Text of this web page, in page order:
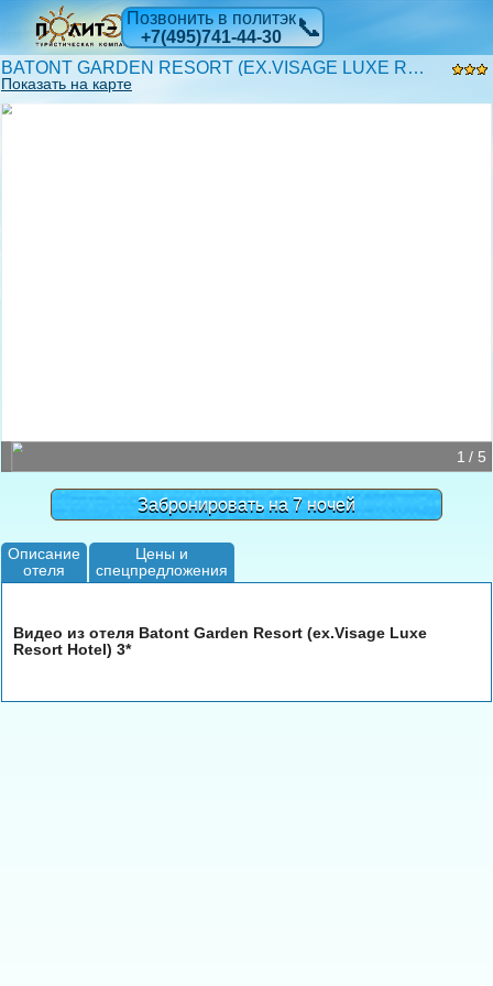
Позвонить в политэк
+7(495)741-44-30
📞
BATONT GARDEN RESORT (EX.VISAGE LUXE RESORT HOTEL) 3*
Показать на карте
1 / 5
Забронировать на 7 ночей
Описание
отеля
Цены и
спецпредложения
Видео из отеля Batont Garden Resort (ex.Visage Luxe
Resort Hotel) 3*